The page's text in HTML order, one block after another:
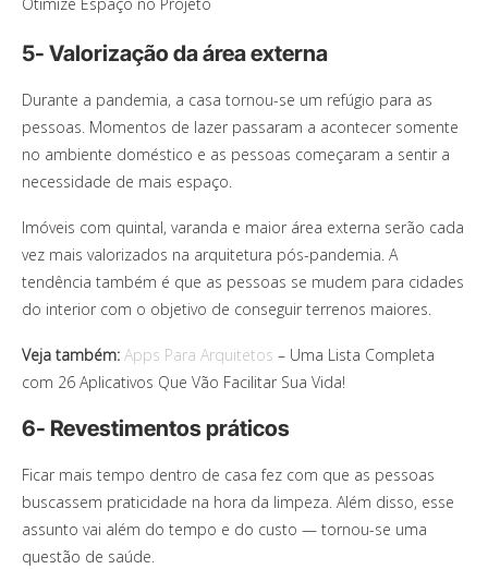
5- Valorização da área externa
Durante a pandemia, a casa tornou-se um refúgio para as
pessoas. Momentos de lazer passaram a acontecer somente
no ambiente doméstico e as pessoas começaram a sentir a
necessidade de mais espaço.
Imóveis com quintal, varanda e maior área externa serão cada
vez mais valorizados na arquitetura pós-pandemia. A
tendência também é que as pessoas se mudem para cidades
do interior com o objetivo de conseguir terrenos maiores.
Veja também: Apps Para Arquitetos – Uma Lista Completa
com 26 Aplicativos Que Vão Facilitar Sua Vida!
6- Revestimentos práticos
Ficar mais tempo dentro de casa fez com que as pessoas
buscassem praticidade na hora da limpeza. Além disso, esse
assunto vai além do tempo e do custo — tornou-se uma
questão de saúde.